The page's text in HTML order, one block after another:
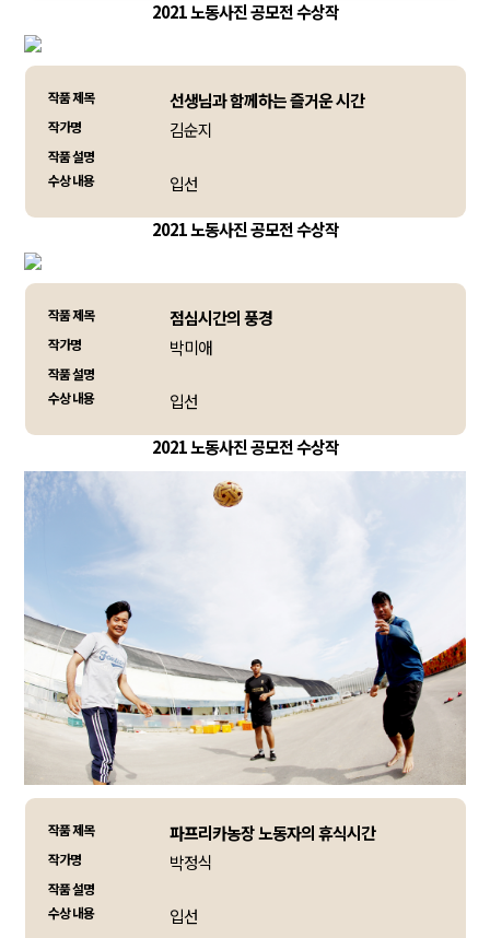
2021 노동사진 공모전 수상작
작품 제목 선생님과 함께하는 즐거운 시간
작가명 김순지
작품 설명
수상 내용
입선
2021 노동사진 공모전 수상작
작품 제목 점심시간의 풍경
작가명 박미애
작품 설명
수상 내용
입선
2021 노동사진 공모전 수상작
작품 제목 파프리카농장 노동자의 휴식시간
작가명 박정식
작품 설명
수상 내용
입선